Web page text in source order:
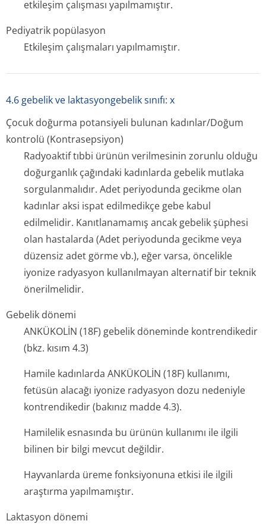
etkileşim çalışması yapılmamıştır.
Pediyatrik popülasyon
Etkileşim çalışmaları yapılmamıştır.
4.6 gebelik ve laktasyongebelik sınıfı: x
Çocuk doğurma potansiyeli bulunan kadınlar/Doğum
kontrolü (Kontrasepsiyon)
Radyoaktif tıbbi ürünün verilmesinin zorunlu olduğu
doğurganlık çağındaki kadınlarda gebelik mutlaka
sorgulanmalıdır. Adet periyodunda gecikme olan
kadınlar aksi ispat edilmedikçe gebe kabul
edilmelidir. Kanıtlanamamış ancak gebelik şüphesi
olan hastalarda (Adet periyodunda gecikme veya
düzensiz adet görme vb.), eğer varsa, öncelikle
iyonize radyasyon kullanılmayan alternatif bir teknik
önerilmelidir.
Gebelik dönemi
ANKÜKOLİN (18F) gebelik döneminde kontrendikedir
(bkz. kısım 4.3)
Hamile kadınlarda ANKÜKOLİN (18F) kullanımı,
fetüsün alacağı iyonize radyasyon dozu nedeniyle
kontrendikedir (bakınız madde 4.3).
Hamilelik esnasında bu ürünün kullanımı ile ilgili
bilinen bir bilgi mevcut değildir.
Hayvanlarda üreme fonksiyonuna etkisi ile ilgili
araştırma yapılmamıştır.
Laktasyon dönemi